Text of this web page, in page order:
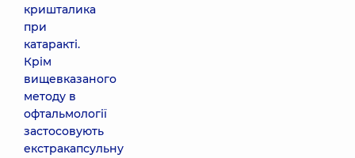
кришталика
при
катаракті.
Крім
вищевказаного
методу в
офтальмології
застосовують
екстракапсульну